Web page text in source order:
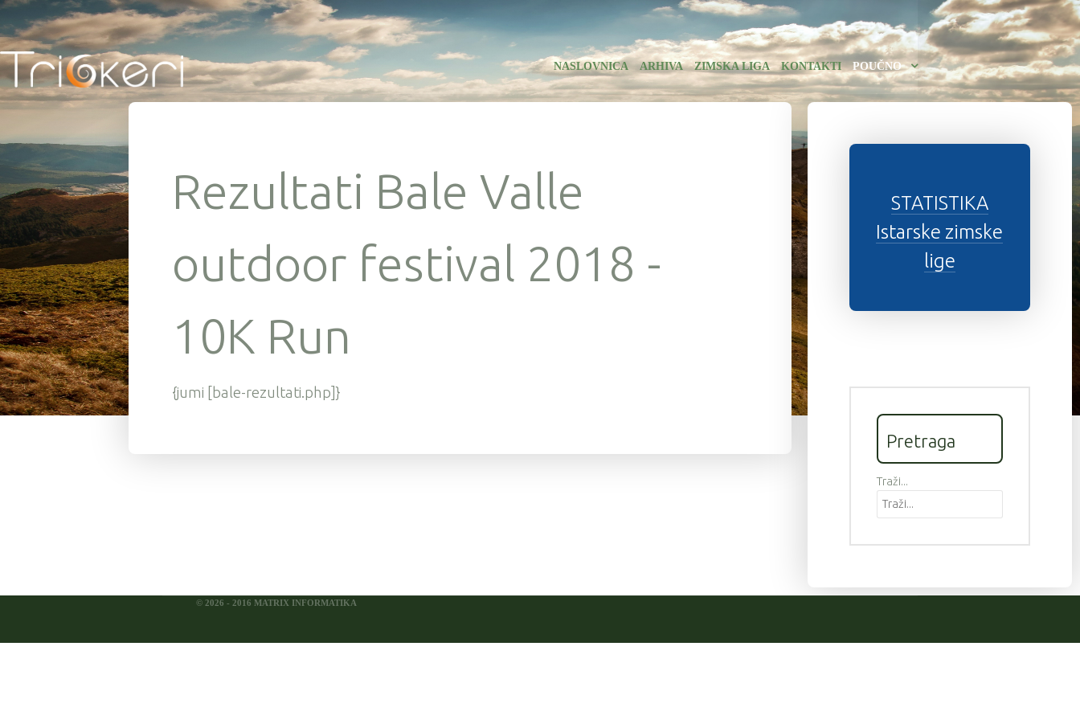
NASLOVNICA ARHIVA ZIMSKA LIGA KONTAKTI POUČNO
Rezultati Bale Valle
outdoor festival 2018 -
10K Run
{jumi [bale-rezultati.php]}
STATISTIKA
Istarske zimske
lige
Pretraga
Traži...
© 2026 - 2016 MATRIX INFORMATIKA